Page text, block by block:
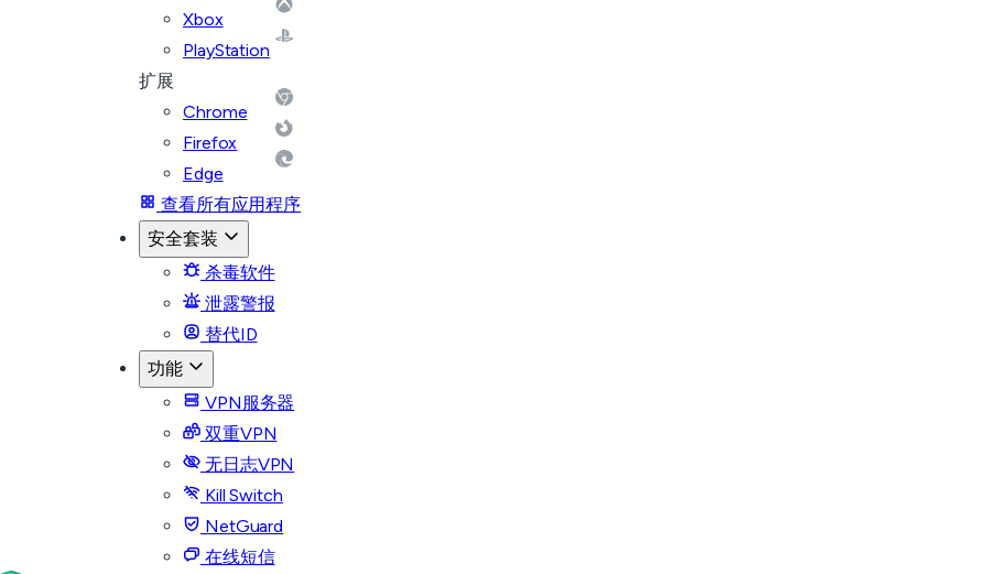
Xbox
PlayStation
扩展
Chrome
Firefox
Edge
查看所有应用程序
安全套装
杀毒软件
泄露警报
替代ID
功能
VPN服务器
双重VPN
无日志VPN
Kill Switch
NetGuard
在线短信